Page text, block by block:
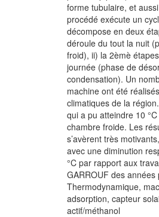
forme tubulaire, et
procédé exécute un
décompose en deux
déroule du tout la nuit
froid), ii) la 2èmè
journée (phase de
condensation). Un
machine ont été
climatiques de la
qui a pu atteindre 10
chambre froide. Les
s’avèrent très
avec une diminution
°C par rapport aux
GARROUF des
Thermodynamique,
adsorption, capteur
actif/méthanol